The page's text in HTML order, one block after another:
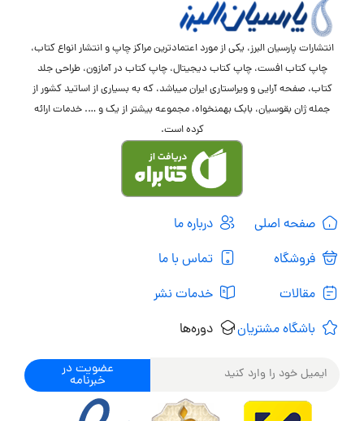
انتشارات پارسیان البرز، یکی از مورد اعتمادترین مراکز چاپ و انتشار انواع کتاب،
چاپ کتاب افست، چاپ کتاب دیجیتال، چاپ کتاب در آمازون، طراحی جلد
کتاب، صفحه آرایی و ویراستاری ایران میباشد، که به بسیاری از اساتید کشور از
جمله ژان بقوسیان، بابک بهمنخواه، مجموعه بیشتر از یک و …. خدمات ارائه
کرده است.
صفحه اصلی
فروشگاه
مقالات
باشگاه مشتریان
درباره ما
تماس با ما
خدمات نشر
دوره‌ها
عضویت در
خبرنامه